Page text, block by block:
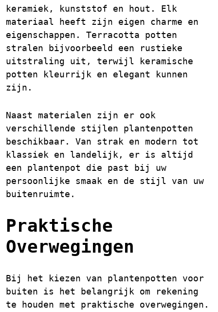
keramiek, kunststof en hout. Elk
materiaal heeft zijn eigen charme en
eigenschappen. Terracotta potten
stralen bijvoorbeeld een rustieke
uitstraling uit, terwijl keramische
potten kleurrijk en elegant kunnen
zijn.
Naast materialen zijn er ook
verschillende stijlen plantenpotten
beschikbaar. Van strak en modern tot
klassiek en landelijk, er is altijd
een plantenpot die past bij uw
persoonlijke smaak en de stijl van uw
buitenruimte.
Praktische
Overwegingen
Bij het kiezen van plantenpotten voor
buiten is het belangrijk om rekening
te houden met praktische overwegingen.